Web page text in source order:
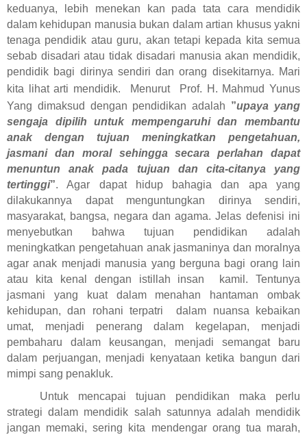
keduanya, lebih menekan kan pada tata cara mendidik
dalam kehidupan manusia bukan dalam artian khusus yakni
tenaga pendidik atau guru, akan tetapi kepada kita semua
sebab disadari atau tidak disadari manusia akan mendidik,
pendidik bagi dirinya sendiri dan orang disekitarnya. Mari
kita lihat arti mendidik.
Menurut
Prof. H. Mahmud Yunus
Yang dimaksud dengan pendidikan adalah ”upaya yang
sengaja dipilih untuk mempengaruhi dan membantu
anak dengan tujuan meningkatkan pengetahuan,
jasmani dan moral sehingga secara perlahan dapat
menuntun anak pada tujuan dan cita-citanya yang
tertinggi”. Agar dapat hidup bahagia dan apa yang
dilakukannya dapat menguntungkan dirinya sendiri,
masyarakat, bangsa, negara dan agama. Jelas defenisi ini
menyebutkan bahwa tujuan pendidikan adalah
meningkatkan pengetahuan anak jasmaninya dan moralnya
agar anak menjadi manusia yang berguna bagi orang lain
atau kita kenal dengan istillah insan
kamil. Tentunya
jasmani yang kuat dalam menahan hantaman ombak
kehidupan, dan rohani terpatri
dalam nuansa kebaikan
umat, menjadi penerang dalam kegelapan, menjadi
pembaharu dalam keusangan, menjadi semangat baru
dalam perjuangan, menjadi kenyataan ketika bangun dari
mimpi sang penakluk.
Untuk mencapai tujuan pendidikan maka perlu
strategi dalam mendidik salah satunnya adalah mendidik
jangan memaki, sering kita mendengar orang tua marah,